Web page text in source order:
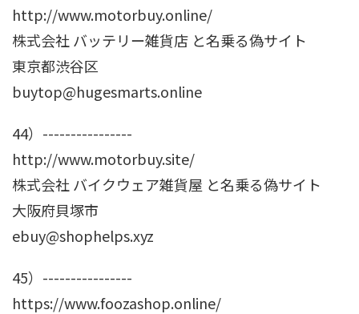
http://www.motorbuy.online/
株式会社 バッテリー雑貨店 と名乗る偽サイト
東京都渋谷区
buytop@hugesmarts.online
44）----------------
http://www.motorbuy.site/
株式会社 バイクウェア雑貨屋 と名乗る偽サイト
大阪府貝塚市
ebuy@shophelps.xyz
45）----------------
https://www.foozashop.online/